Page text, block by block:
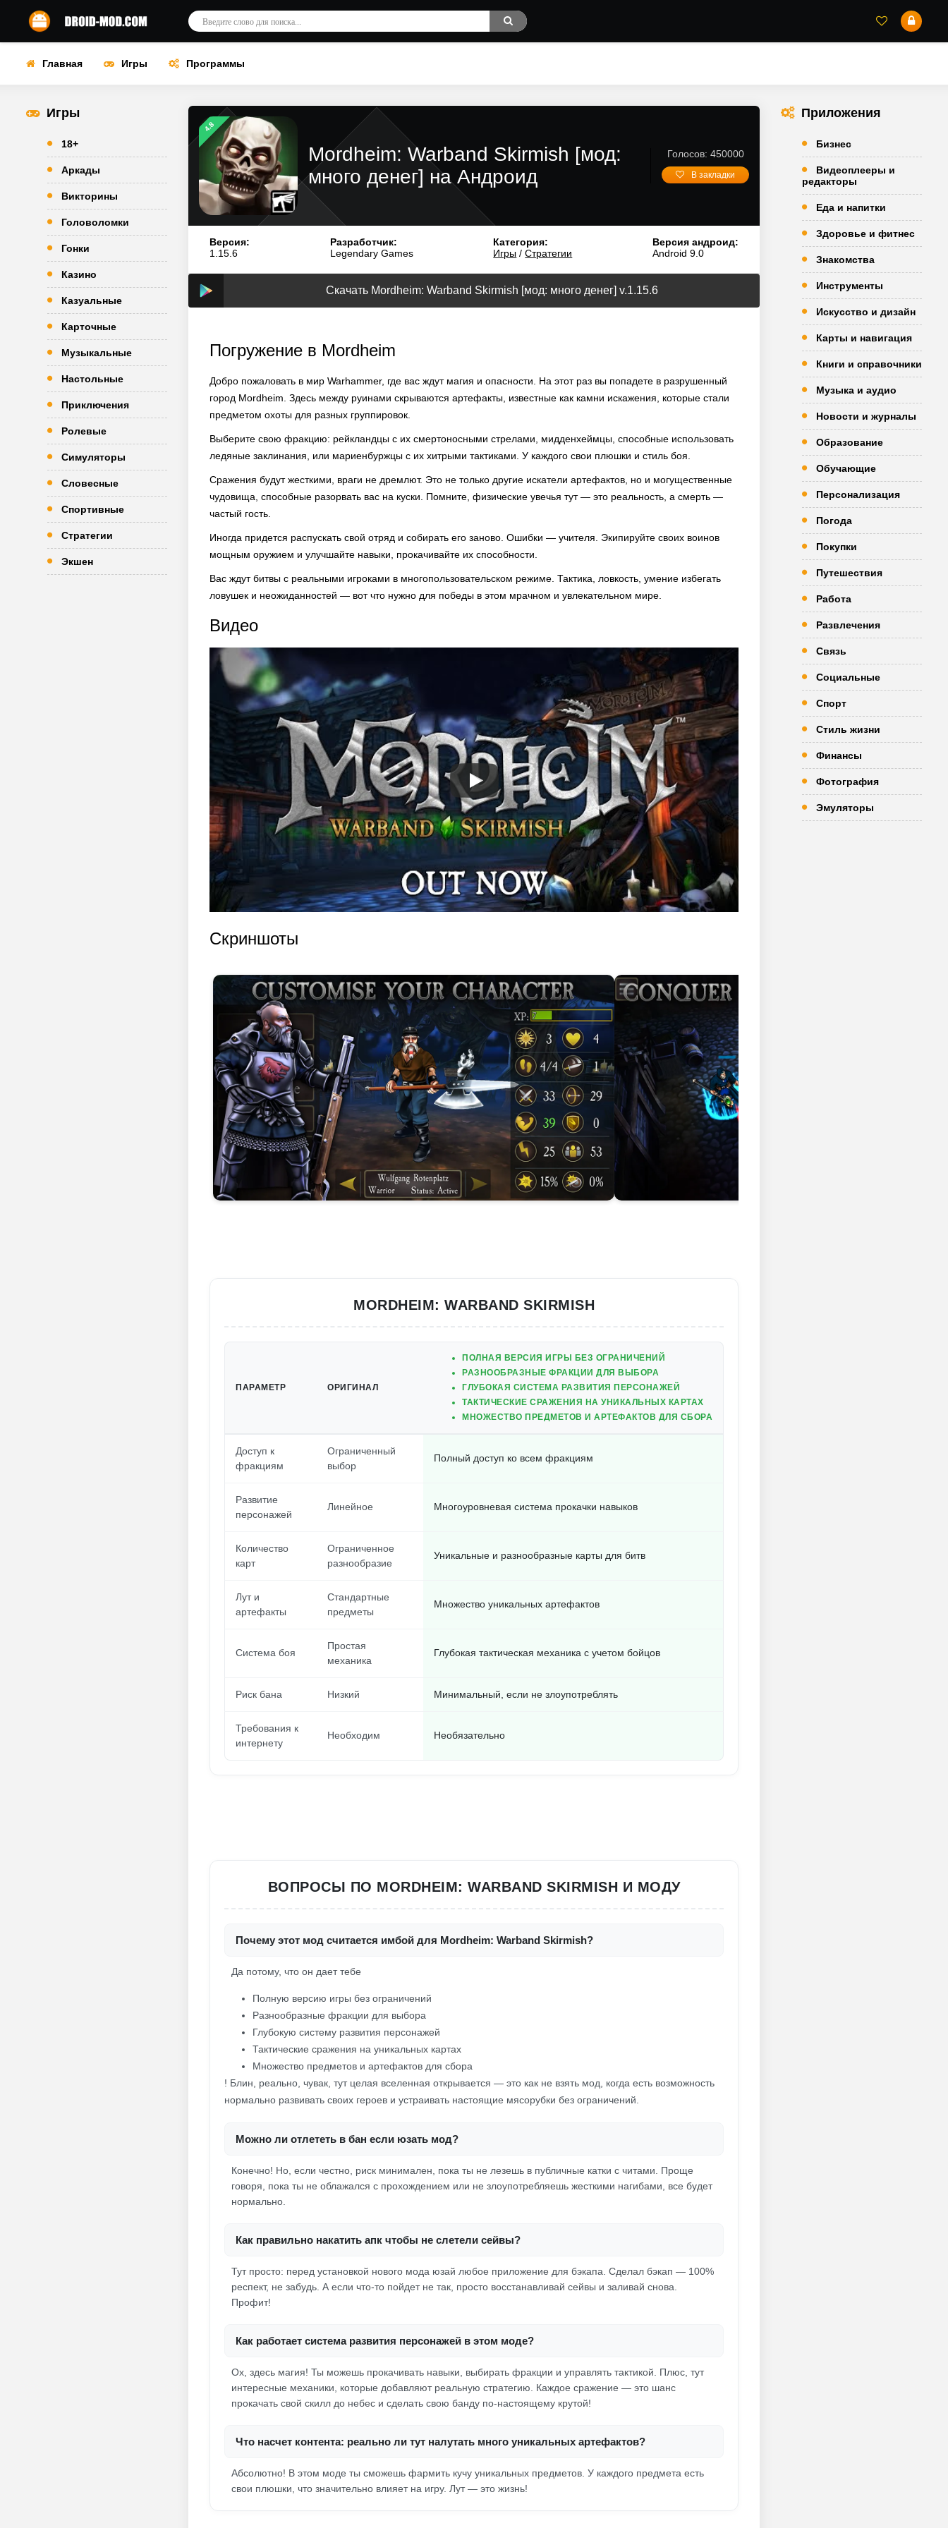
Главная Игры Программы
Игры
18+
Аркады
Викторины
Головоломки
Гонки
Казино
Казуальные
Карточные
Музыкальные
Настольные
Приключения
Ролевые
Симуляторы
Словесные
Спортивные
Стратегии
Экшен
4.8
Mordheim: Warband Skirmish [мод:
много денег] на Андроид
Голосов: 450000
В закладки
Версия:
1.15.6
Разработчик:
Legendary Games
Категория:
Игры /Стратегии
Версия андроид:
Android 9.0
Скачать Mordheim: Warband Skirmish [мод: много денег] v.1.15.6
Погружение в Mordheim
Добро пожаловать в мир Warhammer, где вас ждут магия и опасности. На этот раз вы попадете в разрушенный
город Mordheim. Здесь между руинами скрываются артефакты, известные как камни искажения, которые стали
предметом охоты для разных группировок.
Выберите свою фракцию: рейкландцы с их смертоносными стрелами, мидденхеймцы, способные использовать
ледяные заклинания, или мариенбуржцы с их хитрыми тактиками. У каждого свои плюшки и стиль боя.
Сражения будут жесткими, враги не дремлют. Это не только другие искатели артефактов, но и могущественные
чудовища, способные разорвать вас на куски. Помните, физические увечья тут — это реальность, а смерть —
частый гость.
Иногда придется распускать свой отряд и собирать его заново. Ошибки — учителя. Экипируйте своих воинов
мощным оружием и улучшайте навыки, прокачивайте их способности.
Вас ждут битвы с реальными игроками в многопользовательском режиме. Тактика, ловкость, умение избегать
ловушек и неожиданностей — вот что нужно для победы в этом мрачном и увлекательном мире.
Видео
Скриншоты
MORDHEIM: WARBAND SKIRMISH
ПАРАМЕТР ОРИГИНАЛ
ПОЛНАЯ ВЕРСИЯ ИГРЫ БЕЗ ОГРАНИЧЕНИЙ
РАЗНООБРАЗНЫЕ ФРАКЦИИ ДЛЯ ВЫБОРА
ГЛУБОКАЯ СИСТЕМА РАЗВИТИЯ ПЕРСОНАЖЕЙ
ТАКТИЧЕСКИЕ СРАЖЕНИЯ НА УНИКАЛЬНЫХ КАРТАХ
МНОЖЕСТВО ПРЕДМЕТОВ И АРТЕФАКТОВ ДЛЯ СБОРА
Доступ к
фракциям
Ограниченный
выбор
Полный доступ ко всем фракциям
Развитие
персонажей
Линейное Многоуровневая система прокачки навыков
Количество
карт
Ограниченное
разнообразие
Уникальные и разнообразные карты для битв
Лут и
артефакты
Стандартные
предметы
Множество уникальных артефактов
Система боя
Простая
механика
Глубокая тактическая механика с учетом бойцов
Риск бана Низкий Минимальный, если не злоупотреблять
Требования к
интернету
Необходим Необязательно
ВОПРОСЫ ПО MORDHEIM: WARBAND SKIRMISH И МОДУ
Почему этот мод считается имбой для Mordheim: Warband Skirmish?
Да потому, что он дает тебе
Полную версию игры без ограничений
Разнообразные фракции для выбора
Глубокую систему развития персонажей
Тактические сражения на уникальных картах
Множество предметов и артефактов для сбора
! Блин, реально, чувак, тут целая вселенная открывается — это как не взять мод, когда есть возможность
нормально развивать своих героев и устраивать настоящие мясорубки без ограничений.
Можно ли отлететь в бан если юзать мод?
Конечно! Но, если честно, риск минимален, пока ты не лезешь в публичные катки с читами. Проще
говоря, пока ты не облажался с прохождением или не злоупотребляешь жесткими нагибами, все будет
нормально.
Как правильно накатить апк чтобы не слетели сейвы?
Тут просто: перед установкой нового мода юзай любое приложение для бэкапа. Сделал бэкап — 100%
респект, не забудь. А если что-то пойдет не так, просто восстанавливай сейвы и заливай снова.
Профит!
Как работает система развития персонажей в этом моде?
Ох, здесь магия! Ты можешь прокачивать навыки, выбирать фракции и управлять тактикой. Плюс, тут
интересные механики, которые добавляют реальную стратегию. Каждое сражение — это шанс
прокачать свой скилл до небес и сделать свою банду по-настоящему крутой!
Что насчет контента: реально ли тут налутать много уникальных артефактов?
Абсолютно! В этом моде ты сможешь фармить кучу уникальных предметов. У каждого предмета есть
свои плюшки, что значительно влияет на игру. Лут — это жизнь!
Приложения
Бизнес
Видеоплееры и
редакторы
Еда и напитки
Здоровье и фитнес
Знакомства
Инструменты
Искусство и дизайн
Карты и навигация
Книги и справочники
Музыка и аудио
Новости и журналы
Образование
Обучающие
Персонализация
Погода
Покупки
Путешествия
Работа
Развлечения
Связь
Социальные
Спорт
Стиль жизни
Финансы
Фотография
Эмуляторы